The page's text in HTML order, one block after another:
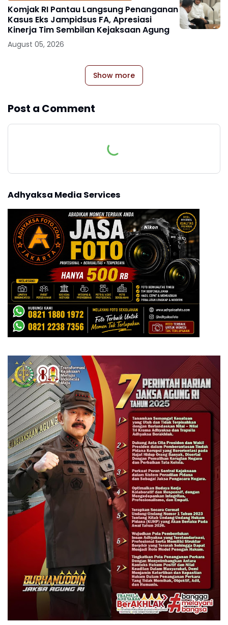
Komjak RI Pantau Langsung Penanganan
Kasus Eks Jampidsus FA, Apresiasi
Kinerja Tim Sembilan Kejaksaan Agung
August 05, 2026
Show more
Post a Comment
Adhyaksa Media Services